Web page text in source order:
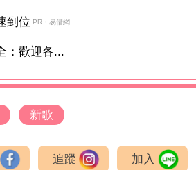
到位 PR・易借網
：歡迎各...
新歌
追蹤 加入